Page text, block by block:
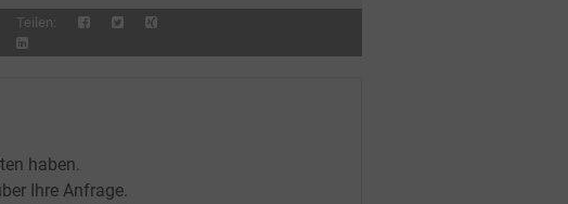
Teilen:
haben.
Ihre Anfrage.